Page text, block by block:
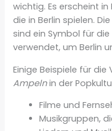
wichtig. Es erscheint
die in Berlin spielen. Die
sind ein Symbol für
verwendet, um Berlin
Einige Beispiele für
Ampelnin der
Filme und
Musikgruppen,